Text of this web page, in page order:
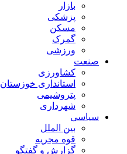
بازار
پزشکی
مسکن
گمرک
ورزشی
صنعت
کشاورزی
استانداری خوزستان
پتروشیمی
شهرداری
سیاسی
بین الملل
قوه مجریه
گزارش و گفتگو